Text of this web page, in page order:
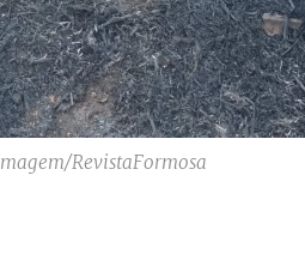
RevistaFormosa